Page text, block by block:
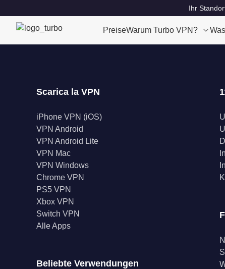
Ihr
PreiseWarum Turbo VPN?
Scarica la VPN
iPhone VPN (iOS)
VPN Android
VPN Android Lite
VPN Mac
VPN Windows
Chrome VPN
PS5 VPN
Xbox VPN
Switch VPN
Alle Apps
Beliebte Verwendungen